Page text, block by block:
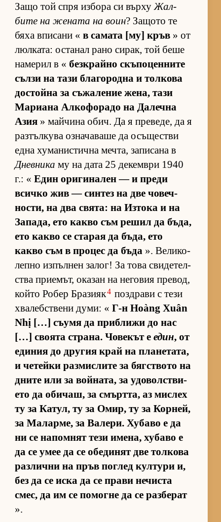
Защо той спря из­бора си върхуЖал­
бите на же­ната на воин? За­щото те
бяха впи­сани « в са­мата [му] кръв » от
люл­ка­та: ос­та­нал рано си­рак, той беше
на­ме­рил в « без­к­райно скъ­по­цен­ните
сълзи на тази бла­го­родна и тол­кова
дос­тойна за съ­жа­ле­ние же­на, тази
Ма­ри­ана Ал­ко­фо­радо на Да­лечна
Азия » май­чина обич. Да я пре­ве­де, да я
раз­тъл­кува оз­на­ча­ваше да осъ­щес­тви
една ху­ма­нис­тична меч­та, за­пи­сана в
Дневника му на дата 25 де­кем­ври 1940
г.: « Един ори­ги­на­лен — и преди
всичко жив — син­тез на две чо­веч­
нос­ти, на два свя­та: на Из­тока и на
За­па­да, ето какво съм ре­шил да бъ­да,
ето какво се ста­рая да бъ­да, ето
какво съм в про­цес да бъда ». Ве­ли­ко­
лепно из­пъл­нен за­лог! За това сви­де­тел­
с­тва при­е­мът, ока­зан на не­го­вия пре­вод,
който Ро­бер Бра­зияк4 поз­д­рави с тези
хва­леб­с­т­вени ду­ми: « Г-н Hoàng Xuân
Nhị […] съ­умя да приб­лижи до нас
[…] сво­ята стра­на. Чо­ве­кът е един, от
еди­ния до дру­гия край на пла­не­та­та,
и че­тейки раз­мис­лите за бяг­с­т­вото на
дните или за вой­на­та, за удо­вол­с­т­ви­
ето да оби­чаш, за смърт­та, аз мис­лех
ту за Ка­тул, ту за Омир, ту за Кор­ней,
за Ма­лар­ме, за Ва­ле­ри. Ху­баво е да
ни се на­пом­нят тези име­на, ху­баво е
да се умее да се обе­ди­нят две тол­кова
раз­лични на пръв пог­лед кул­тури и,
без да се иска да се прави не­чиста
смес, да им се по­могне да се раз­бе­рат
».